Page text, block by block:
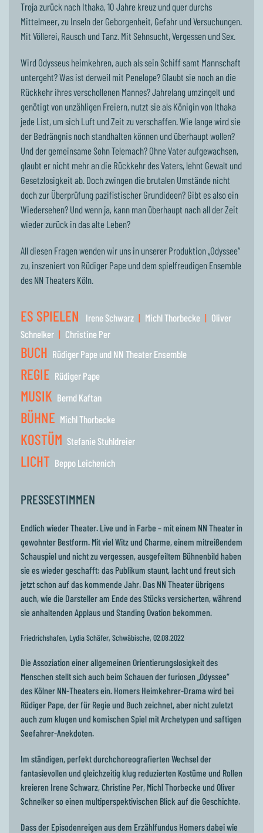
Troja zurück nach Ithaka, 10 Jahre kreuz und quer durchs
Mittelmeer, zu Inseln der Geborgenheit, Gefahr und Versuchungen.
Mit Völlerei, Rausch und Tanz. Mit Sehnsucht, Vergessen und Sex.
Wird Odysseus heimkehren, auch als sein Schiff samt Mannschaft
untergeht? Was ist derweil mit Penelope? Glaubt sie noch an die
Rückkehr ihres verschollenen Mannes? Jahrelang umzingelt und
genötigt von unzähligen Freiern, nutzt sie als Königin von Ithaka
jede List, um sich Luft und Zeit zu verschaffen. Wie lange wird sie
der Bedrängnis noch standhalten können und überhaupt wollen?
Und der gemeinsame Sohn Telemach? Ohne Vater aufgewachsen,
glaubt er nicht mehr an die Rückkehr des Vaters, lehnt Gewalt und
Gesetzlosigkeit ab. Doch zwingen die brutalen Umstände nicht
doch zur Überprüfung pazifistischer Grundideen? Gibt es also ein
Wiedersehen? Und wenn ja, kann man überhaupt nach all der Zeit
wieder zurück in das alte Leben?
All diesen Fragen wenden wir uns in unserer Produktion „Odyssee“
zu, inszeniert von Rüdiger Pape und dem spielfreudigen Ensemble
des NN Theaters Köln.
ES SPIELEN Irene Schwarz | Michl Thorbecke | Oliver
Schnelker | Christine Per
BUCH Rüdiger Pape und NN Theater Ensemble
REGIE Rüdiger Pape
MUSIK Bernd Kaftan
BÜHNE Michl Thorbecke
KOSTÜM Stefanie Stuhldreier
LICHT Beppo Leichenich
PRESSESTIMMEN
Endlich wieder Theater. Live und in Farbe – mit einem NN Theater in
gewohnter Bestform. Mit viel Witz und Charme, einem mitreißendem
Schauspiel und nicht zu vergessen, ausgefeiltem Bühnenbild haben
sie es wieder geschafft: das Publikum staunt, lacht und freut sich
jetzt schon auf das kommende Jahr. Das NN Theater übrigens
auch, wie die Darsteller am Ende des Stücks versicherten, während
sie anhaltenden Applaus und Standing Ovation bekommen.
Friedrichshafen, Lydia Schäfer, Schwäbische, 02.08.2022
Die Assoziation einer allgemeinen Orientierungslosigkeit des
Menschen stellt sich auch beim Schauen der furiosen „Odyssee“
des Kölner NN-Theaters ein. Homers Heimkehrer-Drama wird bei
Rüdiger Pape, der für Regie und Buch zeichnet, aber nicht zuletzt
auch zum klugen und komischen Spiel mit Archetypen und saftigen
Seefahrer-Anekdoten.
Im ständigen, perfekt durchchoreografierten Wechsel der
fantasievollen und gleichzeitig klug reduzierten Kostüme und Rollen
kreieren Irene Schwarz, Christine Per, Michl Thorbecke und Oliver
Schnelker so einen multiperspektivischen Blick auf die Geschichte.
Dass der Episodenreigen aus dem Erzählfundus Homers dabei wie